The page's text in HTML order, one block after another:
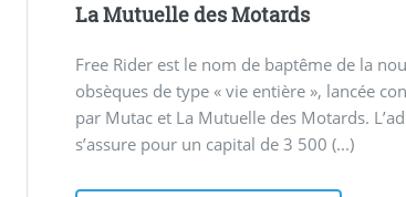
La Mutuelle des Motards
Free Rider est le nom de baptême de la
obsèques de type « vie entière », lancée
par Mutac et La Mutuelle des Motards.
s’assure pour un capital de 3 500 (...)